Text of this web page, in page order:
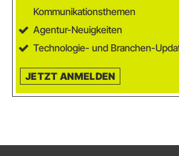
Kommunikationsthemen
Agentur-Neuigkeiten
Technologie- und Branchen-
JETZT ANMELDEN